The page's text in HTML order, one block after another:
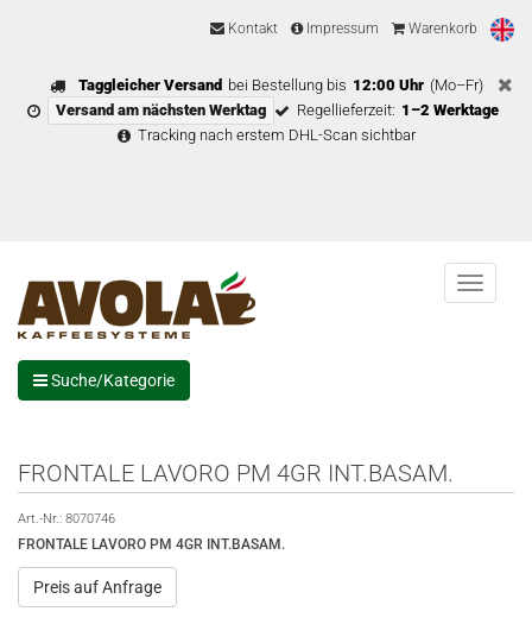
Kontakt Impressum Warenkorb
Taggleicher Versand bei Bestellung bis 12:00 Uhr (Mo–Fr)
Versand am nächsten Werktag
Regellieferzeit: 1–2 Werktage
Tracking nach erstem DHL-Scan sichtbar
Menu
Suche/Kategorie
FRONTALE LAVORO PM 4GR INT.BASAM.
Art.-Nr.: 8070746
FRONTALE LAVORO PM 4GR INT.BASAM.
Preis auf Anfrage